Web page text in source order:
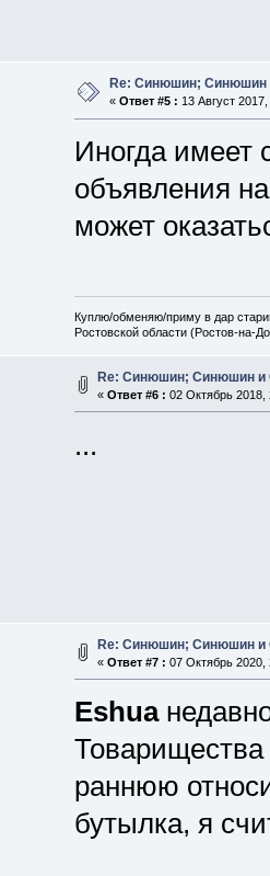
Re: Синюшин; Синюшин
« Ответ #5 : 13 Август
Иногда имеет
объявления
может
Куплю/обменяю/приму в дар
Ростовской области (Ростов-на-
Re: Синюшин; Синюшин и
« Ответ #6 : 02 Октябрь 2018,
...
Re: Синюшин; Синюшин и
« Ответ #7 : 07 Октябрь 2020,
Eshua
раннюю
бутылка, я